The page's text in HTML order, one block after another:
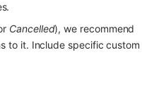
Cancelled), we recommend
to it. Include specific custom